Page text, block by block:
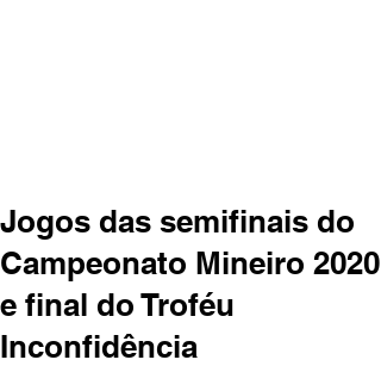
Jogos das semifinais do
Campeonato Mineiro 2020
e final do Troféu
Inconfidência